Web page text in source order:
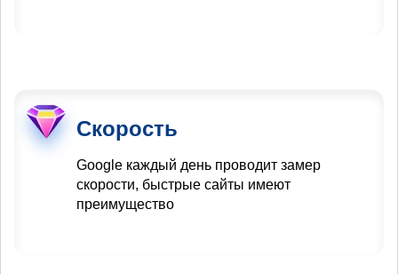
Скорость
Google каждый день проводит замер
скорости, быстрые сайты имеют
преимущество